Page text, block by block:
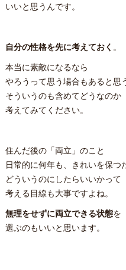
いいと思うんです。
自分の性格を先に考えておく 。
本当に素敵になるなら
やろうって思う場合もあると思
そういうのも含めてどうなのか
考えてみてください。
住んだ後の「両立」のこと
日常的に何年も、きれいを保つ
どういうのにしたらいいかって
考える目線も大事ですよね。
無理をせずに両立できる状態を
選ぶのもいいと思います。